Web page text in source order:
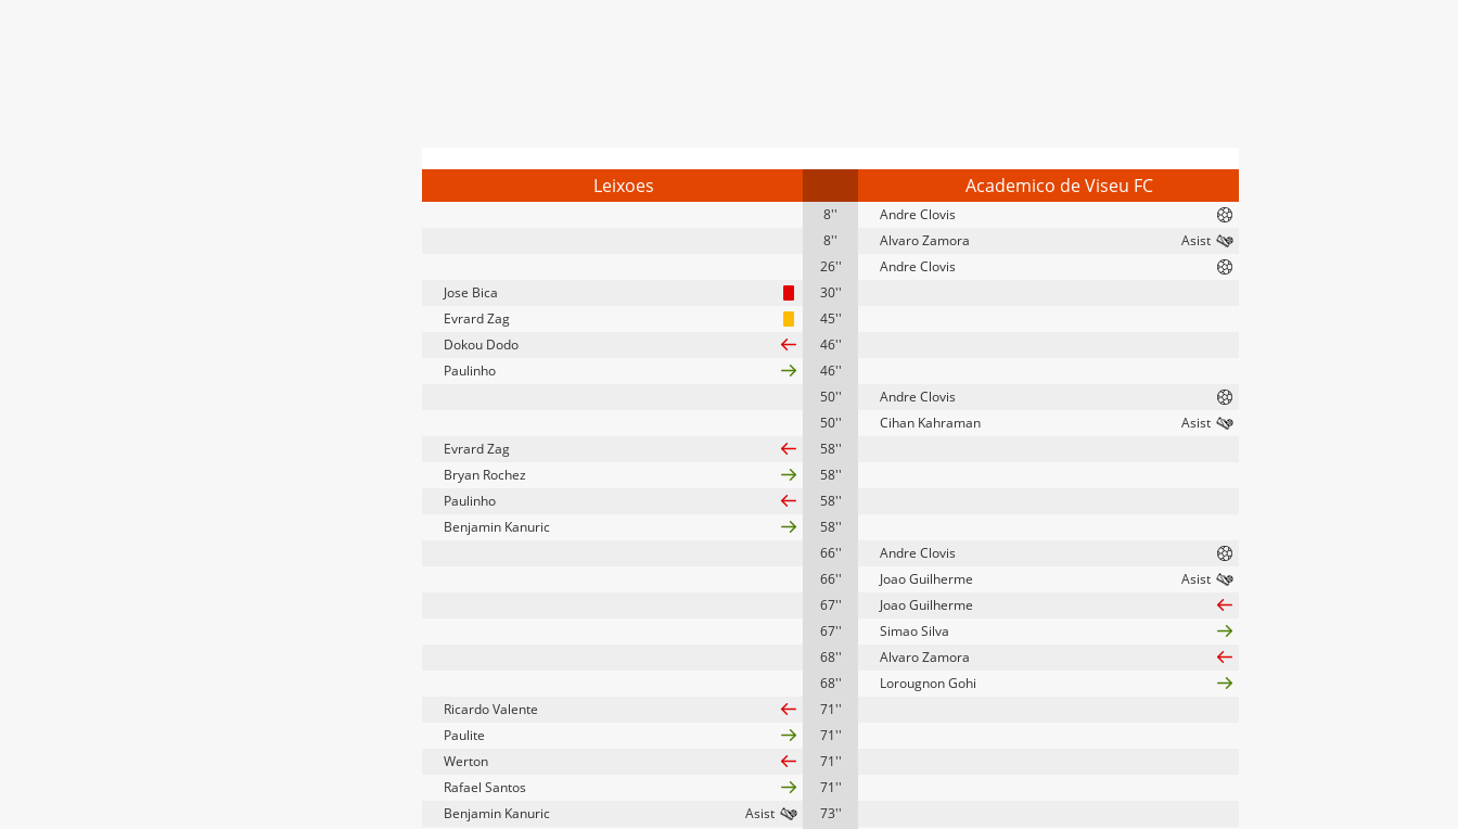
Leixoes Academico de Viseu FC
8''
Andre Clovis
8''
Alvaro Zamora
26''
Andre Clovis
Jose Bica
30''
Evrard Zag
45''
Dokou Dodo
46''
Paulinho
46''
50''
Andre Clovis
50''
Cihan Kahraman
Evrard Zag
58''
Bryan Rochez
58''
Paulinho
58''
Benjamin Kanuric
58''
66''
Andre Clovis
66''
Joao Guilherme
67''
Joao Guilherme
67''
Simao Silva
68''
Alvaro Zamora
68''
Lorougnon Gohi
Ricardo Valente
71''
Paulite
71''
Werton
71''
Rafael Santos
71''
Benjamin Kanuric
73''